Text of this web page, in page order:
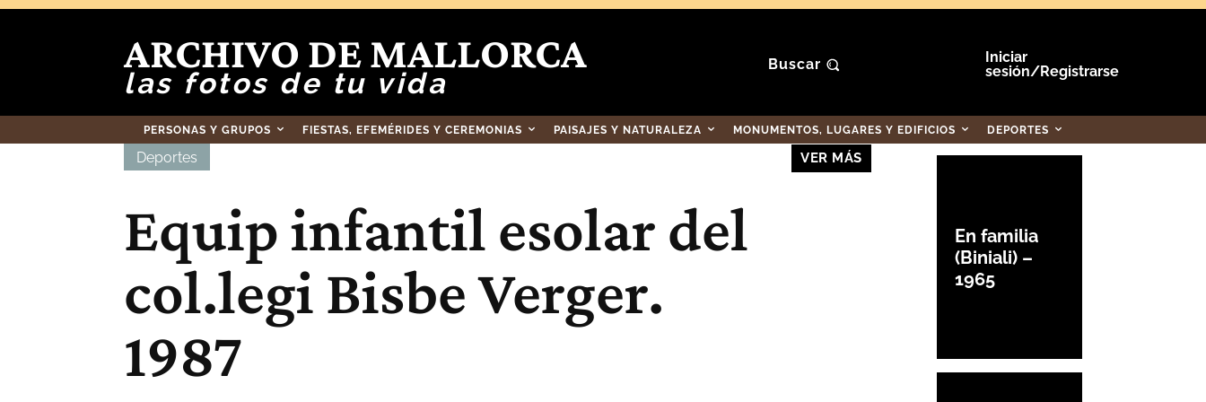
ARCHIVO DE MALLORCA
las fotos de tu vida
Buscar
Iniciar
sesión/Registrarse
PERSONAS Y GRUPOS FIESTAS, EFEMÉRIDES Y CEREMONIAS PAISAJES Y NATURALEZA MONUMENTOS, LUGARES Y EDIFICIOS DEPORTES
Deportes
Equip infantil esolar del
col.legi Bisbe Verger.
1987
VER MÁS
En familia
(Biniali) –
1965